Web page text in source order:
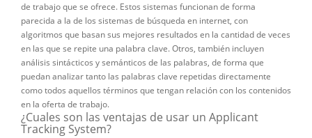
de trabajo que se ofrece. Estos sistemas funcionan de forma
parecida a la de los sistemas de búsqueda en internet, con
algoritmos que basan sus mejores resultados en la cantidad de veces
en las que se repite una palabra clave. Otros, también incluyen
análisis sintácticos y semánticos de las palabras, de forma que
puedan analizar tanto las palabras clave repetidas directamente
como todos aquellos términos que tengan relación con los contenidos
en la oferta de trabajo.
¿Cuales son las ventajas de usar un Applicant
Tracking System?